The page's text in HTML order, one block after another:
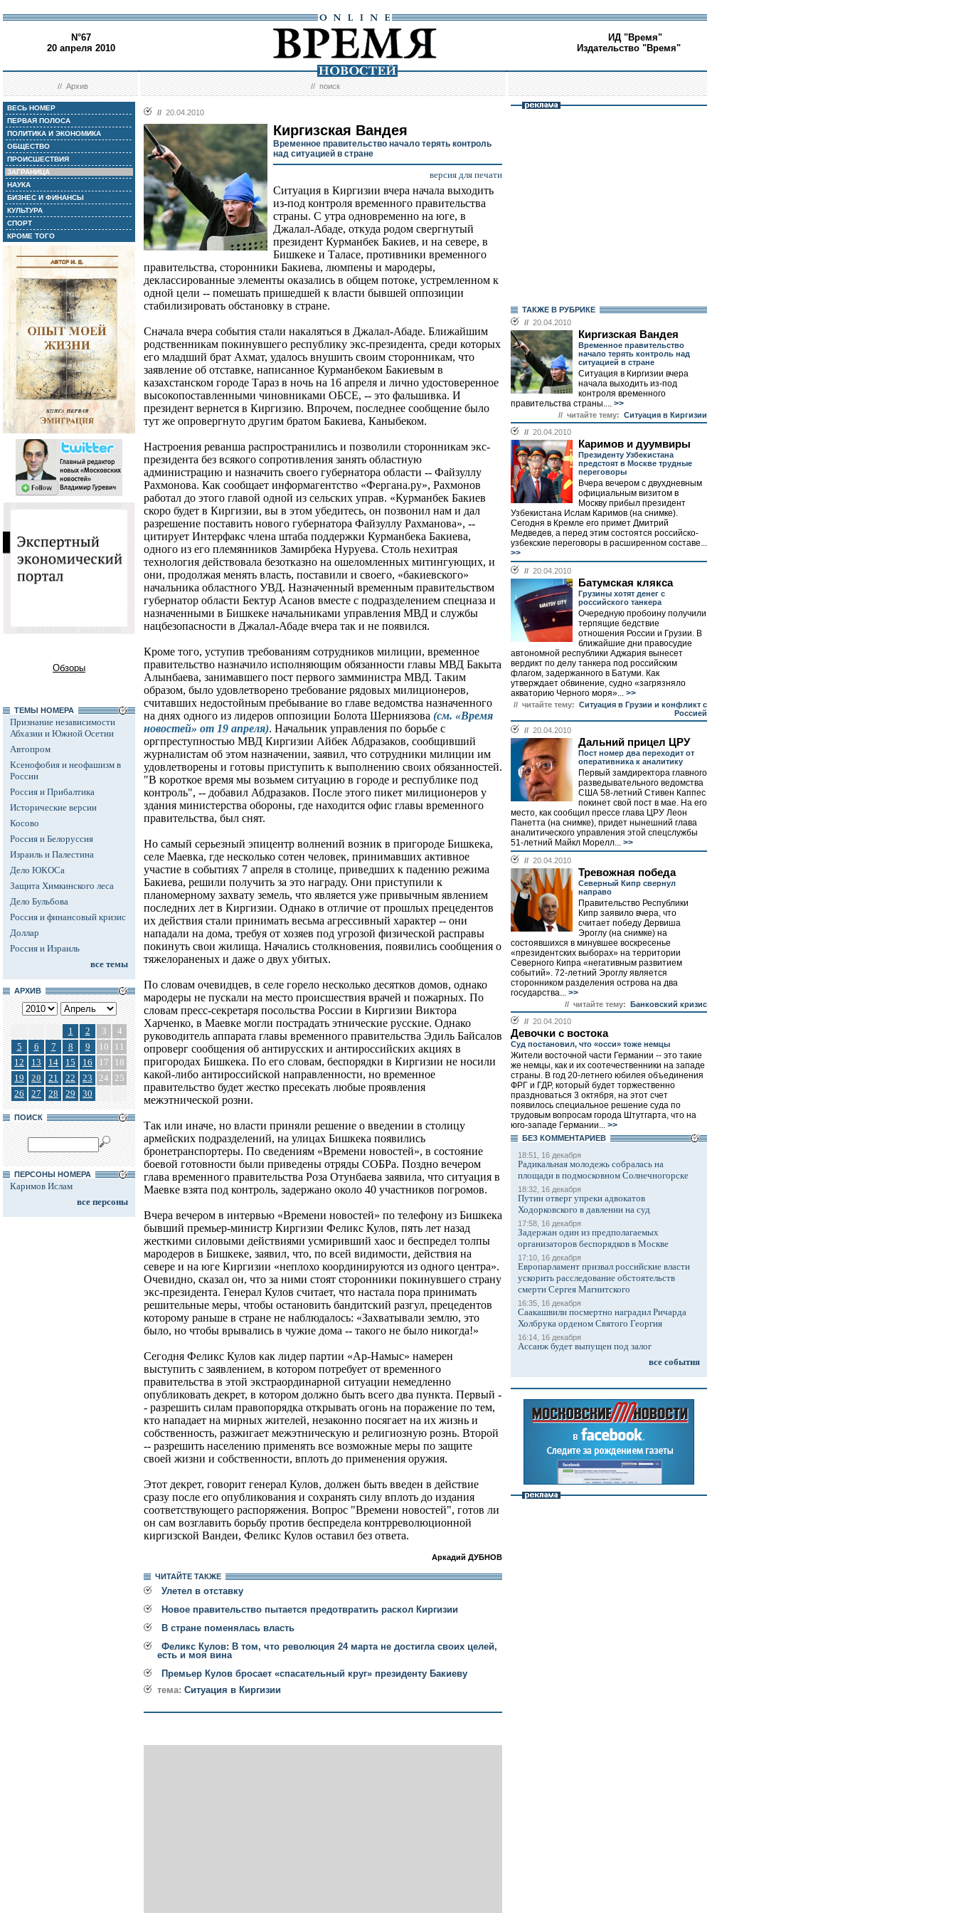
N°67
20 апреля 2010
ИД "Время"
Издательство "Время"
//Архив //поиск
ВЕСЬ НОМЕР
ПЕРВАЯ ПОЛОСА
ПОЛИТИКА И ЭКОНОМИКА
ОБЩЕСТВО
ПРОИСШЕСТВИЯ
ЗАГРАНИЦА
НАУКА
БИЗНЕС И ФИНАНСЫ
КУЛЬТУРА
СПОРТ
КРОМЕ ТОГО
Обзоры
ТЕМЫ НОМЕРА
Признание независимости
Абхазии и Южной Осетии
Автопром
Ксенофобия и неофашизм в
России
Россия и Прибалтика
Исторические версии
Косово
Россия и Белоруссия
Израиль и Палестина
Дело ЮКОСа
Защита Химкинского леса
Дело Бульбова
Россия и финансовый кризис
Доллар
Россия и Израиль
все темы
АРХИВ
1 2 3
4
5
6 7 8 9 10
11
12
13 14 15 16 17
18
19
20 21 22 23 24 25
26
27 28 29 30
ПОИСК
ПЕРСОНЫ НОМЕРА
Каримов Ислам
все персоны
// 20.04.2010
Киргизская Вандея
Временное правительство начало терять контроль
над ситуацией в стране
версия для печати
Ситуация в Киргизии вчера начала выходить
из-под контроля временного правительства
страны. С утра одновременно на юге, в
Джалал-Абаде, откуда родом свергнутый
президент Курманбек Бакиев, и на севере, в
Бишкеке и Таласе, противники временного
правительства, сторонники Бакиева, люмпены и мародеры,
деклассированные элементы оказались в общем потоке, устремленном к
одной цели -- помешать пришедшей к власти бывшей оппозиции
стабилизировать обстановку в стране.
Сначала вчера события стали накаляться в Джалал-Абаде. Ближайшим
родственникам покинувшего республику экс-президента, среди которых
его младший брат Ахмат, удалось внушить своим сторонникам, что
заявление об отставке, написанное Курманбеком Бакиевым в
казахстанском городе Тараз в ночь на 16 апреля и лично удостоверенное
высокопоставленными чиновниками ОБСЕ, -- это фальшивка. И
президент вернется в Киргизию. Впрочем, последнее сообщение было
тут же опровергнуто другим братом Бакиева, Каныбеком.
Настроения реванша распространились и позволили сторонникам экс-
президента без всякого сопротивления занять областную
администрацию и назначить своего губернатора области -- Файзуллу
Рахмонова. Как сообщает информагентство «Фергана.ру», Рахмонов
работал до этого главой одной из сельских управ. «Курманбек Бакиев
скоро будет в Киргизии, вы в этом убедитесь, он позвонил нам и дал
разрешение поставить нового губернатора Файзуллу Рахманова», --
цитирует Интерфакс члена штаба поддержки Курманбека Бакиева,
одного из его племянников Замирбека Нуруева. Столь нехитрая
технология действовала безотказно на ошеломленных митингующих, и
они, продолжая менять власть, поставили и своего, «бакиевского»
начальника областного УВД. Назначенный временным правительством
губернатор области Бектур Асанов вместе с подразделением спецназа и
назначенными в Бишкеке начальниками управления МВД и службы
нацбезопасности в Джалал-Абаде вчера так и не появился.
Кроме того, уступив требованиям сотрудников милиции, временное
правительство назначило исполняющим обязанности главы МВД Бакыта
Алынбаева, занимавшего пост первого замминистра МВД. Таким
образом, было удовлетворено требование рядовых милиционеров,
считавших недостойным пребывание во главе ведомства назначенного
на днях одного из лидеров оппозиции Болота Шерниязова (см. «Время
новостей» от 19 апреля). Начальник управления по борьбе с
оргпреступностью МВД Киргизии Айбек Абдразаков, сообщивший
журналистам об этом назначении, заявил, что сотрудники милиции им
удовлетворены и готовы приступить к выполнению своих обязанностей.
"В короткое время мы возьмем ситуацию в городе и республике под
контроль", -- добавил Абдразаков. После этого пикет милиционеров у
здания министерства обороны, где находится офис главы временного
правительства, был снят.
Но самый серьезный эпицентр волнений возник в пригороде Бишкека,
селе Маевка, где несколько сотен человек, принимавших активное
участие в событиях 7 апреля в столице, приведших к падению режима
Бакиева, решили получить за это награду. Они приступили к
планомерному захвату земель, что является уже привычным явлением
последних лет в Киргизии. Однако в отличие от прошлых прецедентов
их действия стали принимать весьма агрессивный характер -- они
нападали на дома, требуя от хозяев под угрозой физической расправы
покинуть свои жилища. Начались столкновения, появились сообщения о
тяжелораненых и даже о двух убитых.
По словам очевидцев, в селе горело несколько десятков домов, однако
мародеры не пускали на место происшествия врачей и пожарных. По
словам пресс-секретаря посольства России в Киргизии Виктора
Харченко, в Маевке могли пострадать этнические русские. Однако
руководитель аппарата главы временного правительства Эдиль Байсалов
опроверг сообщения об антирусских и антироссийских акциях в
пригородах Бишкека. По его словам, беспорядки в Киргизии не носили
какой-либо антироссийской направленности, но временное
правительство будет жестко пресекать любые проявления
межэтнической розни.
Так или иначе, но власти приняли решение о введении в столицу
армейских подразделений, на улицах Бишкека появились
бронетранспортеры. По сведениям «Времени новостей», в состояние
боевой готовности были приведены отряды СОБРа. Поздно вечером
глава временного правительства Роза Отунбаева заявила, что ситуация в
Маевке взята под контроль, задержано около 40 участников погромов.
Вчера вечером в интервью «Времени новостей» по телефону из Бишкека
бывший премьер-министр Киргизии Феликс Кулов, пять лет назад
жесткими силовыми действиями усмиривший хаос и беспредел толпы
мародеров в Бишкеке, заявил, что, по всей видимости, действия на
севере и на юге Киргизии «неплохо координируются из одного центра».
Очевидно, сказал он, что за ними стоят сторонники покинувшего страну
экс-президента. Генерал Кулов считает, что настала пора принимать
решительные меры, чтобы остановить бандитский разгул, прецедентов
которому раньше в стране не наблюдалось: «Захватывали землю, это
было, но чтобы врывались в чужие дома -- такого не было никогда!»
Сегодня Феликс Кулов как лидер партии «Ар-Намыс» намерен
выступить с заявлением, в котором потребует от временного
правительства в этой экстраординарной ситуации немедленно
опубликовать декрет, в котором должно быть всего два пункта. Первый -
- разрешить силам правопорядка открывать огонь на поражение по тем,
кто нападает на мирных жителей, незаконно посягает на их жизнь и
собственность, разжигает межэтническую и религиозную рознь. Второй
-- разрешить населению применять все возможные меры по защите
своей жизни и собственности, вплоть до применения оружия.
Этот декрет, говорит генерал Кулов, должен быть введен в действие
сразу после его опубликования и сохранять силу вплоть до издания
соответствующего распоряжения. Вопрос "Времени новостей", готов ли
он сам возглавить борьбу против беспредела контрреволюционной
киргизской Вандеи, Феликс Кулов оставил без ответа.
Аркадий ДУБНОВ
ЧИТАЙТЕ ТАКЖЕ
Улетел в отставку
Новое правительство пытается предотвратить раскол Киргизии
В стране поменялась власть
Феликс Кулов: В том, что революция 24 марта не достигла своих целей,
есть и моя вина
Премьер Кулов бросает «спасательный круг» президенту Бакиеву
тема: Cитуация в Киргизии
ТАКЖЕ В РУБРИКЕ
// 20.04.2010
Киргизская Вандея
Временное правительство
начало терять контроль над
ситуацией в стране
Ситуация в Киргизии вчера
начала выходить из-под
контроля временного
правительства страны.... >>
// читайте тему: Cитуация в Киргизии
// 20.04.2010
Каримов и дуумвиры
Президенту Узбекистана
предстоят в Москве трудные
переговоры
Вчера вечером с двухдневным
официальным визитом в
Москву прибыл президент
Узбекистана Ислам Каримов (на снимке).
Сегодня в Кремле его примет Дмитрий
Медведев, а перед этим состоятся российско-
узбекские переговоры в расширенном составе...
>>
// 20.04.2010
Батумская клякса
Грузины хотят денег с
российского танкера
Очередную пробоину получили
терпящие бедствие
отношения России и Грузии. В
ближайшие дни правосудие
автономной республики Аджария вынесет
вердикт по делу танкера под российским
флагом, задержанного в Батуми. Как
утверждает обвинение, судно «загрязняло
акваторию Черного моря»... >>
// читайте тему: Ситуация в Грузии и конфликт с
Россией
// 20.04.2010
Дальний прицел ЦРУ
Пост номер два переходит от
оперативника к аналитику
Первый замдиректора главного
разведывательного ведомства
США 58-летний Стивен Каппес
покинет свой пост в мае. На его
место, как сообщил прессе глава ЦРУ Леон
Панетта (на снимке), придет нынешний глава
аналитического управления этой спецслужбы
51-летний Майкл Морелл... >>
// 20.04.2010
Тревожная победа
Северный Кипр свернул
направо
Правительство Республики
Кипр заявило вчера, что
считает победу Дервиша
Эроглу (на снимке) на
состоявшихся в минувшее воскресенье
«президентских выборах» на территории
Северного Кипра «негативным развитием
событий». 72-летний Эроглу является
сторонником разделения острова на два
государства... >>
// читайте тему: Банковский кризис
// 20.04.2010
Девочки с востока
Суд постановил, что «осси» тоже немцы
Жители восточной части Германии -- это такие
же немцы, как и их соотечественники на западе
страны. В год 20-летнего юбилея объединения
ФРГ и ГДР, который будет торжественно
праздноваться 3 октября, на этот счет
появилось специальное решение суда по
трудовым вопросам города Штутгарта, что на
юго-западе Германии... >>
БЕЗ КОМMЕНТАРИЕВ
18:51, 16 декабря
Радикальная молодежь собралась на
площади в подмосковном Солнечногорске
18:32, 16 декабря
Путин отверг упреки адвокатов
Ходорковского в давлении на суд
17:58, 16 декабря
Задержан один из предполагаемых
организаторов беспорядков в Москве
17:10, 16 декабря
Европарламент призвал российские власти
ускорить расследование обстоятельств
смерти Сергея Магнитского
16:35, 16 декабря
Саакашвили посмертно наградил Ричарда
Холбрука орденом Святого Георгия
16:14, 16 декабря
Ассанж будет выпущен под залог
все события